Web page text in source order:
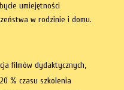
umiejętności
w rodzinie i domu.
filmów dydaktycznych,
% czasu szkolenia